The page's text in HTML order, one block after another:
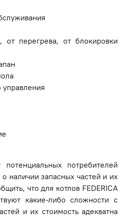
от перегрева, от блокировки
потребителей
наличии запасных частей и их
что для котлов FEDERICA
какие-либо сложности с
и их стоимость адекватна